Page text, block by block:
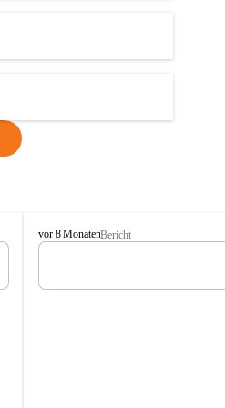
C
e
l
vor 8 MonatenBericht